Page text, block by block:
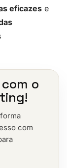
eficazes e
o
com